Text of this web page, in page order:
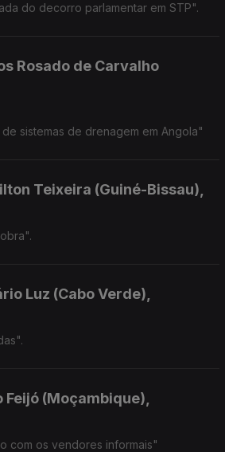
do decorro parlamentar em STP".
Rosado de Carvalho
sistemas de drenagem em Angola"
Teixeira (Guiné-Bissau),
Luz (Cabo Verde),
(Moçambique),
com os vendores informais"